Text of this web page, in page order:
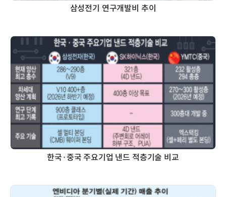
삼성전기 연구개발비 추이
한국·중국 주요기업 낸드 적층기술 비교